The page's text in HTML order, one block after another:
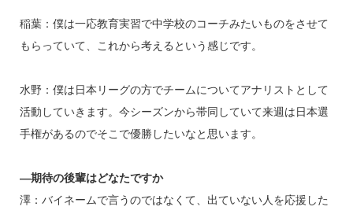
稲葉：僕は一応教育実習で中学校のコーチみたいものをさせて
もらっていて、これから考えるという感じです。
水野：僕は日本リーグの方でチームについてアナリストとして
活動していきます。今シーズンから帯同していて来週は日本選
手権があるのでそこで優勝したいなと思います。
―期待の後輩はどなたですか
澤：バイネームで言うのではなくて、出ていない人を応援した